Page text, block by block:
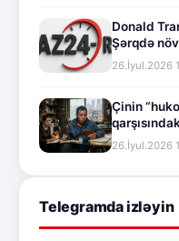
Donald
Şərqdə
26.İyul.2026
Çinin
26.İyul.2026
Telegramda izləyin